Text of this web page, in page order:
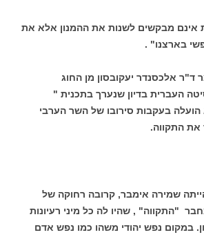
מבקשים לשנות את ההמנון אלא את
בארצנו" .
ד"ר אלכסנדר יעקובסון מן החוג
העברית בדיון שנערך בתכנית "
הועלה בעקבות סירובו של השר הערבי
התקווה.
שמירה אימבר, קרובה רחוקה של
"התקווה" , שהיו לה כל מיני רעיונות
במקום נפש יהודי משהו כמו נפש אדם